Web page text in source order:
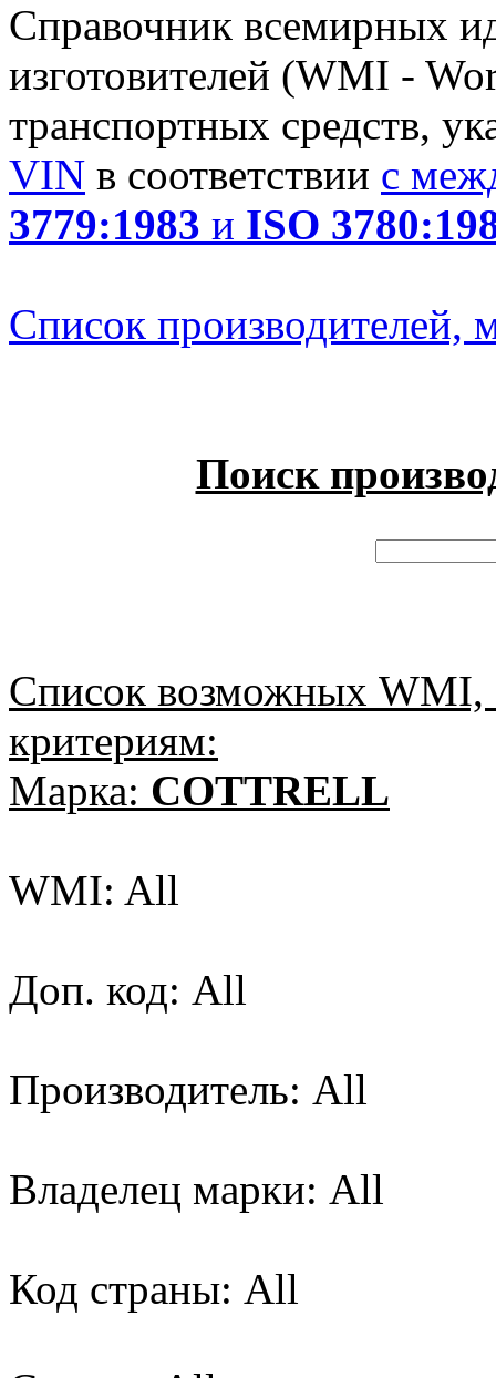
Справочник всемирных
изготовителей (WMI -
транспортных средств,
VIN в соответствии с
3779:1983 и ISO
Список производителей,
Поиск
Список возможных
критериям:
Марка: COTTRELL
WMI: All
Доп. код: All
Производитель: All
Владелец марки: All
Код страны: All